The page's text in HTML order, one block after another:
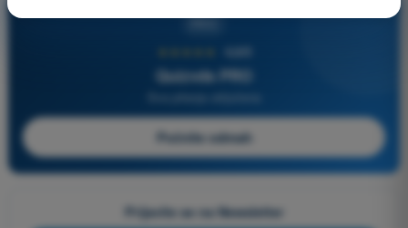
4,6/5
Quizvds PRO
Počnite odmah
Prijavite se na Newsletter